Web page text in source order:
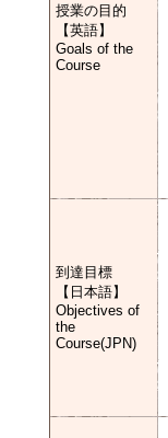
授業の目的
【英語】
Goals of the
Course
到達目標
【日本語】
Objectives of
the
Course(JPN)